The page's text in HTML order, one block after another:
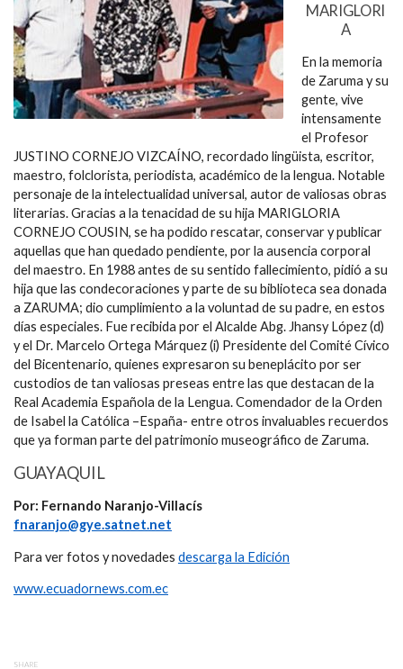
MARIGLORI
A
En la memoria
de Zaruma y su
gente, vive
intensamente
el Profesor
JUSTINO CORNEJO VIZCAÍNO, recordado lingüista, escritor,
maestro, folclorista, periodista, académico de la lengua. Notable
personaje de la intelectualidad universal, autor de valiosas obras
literarias. Gracias a la tenacidad de su hija MARIGLORIA
CORNEJO COUSIN, se ha podido rescatar, conservar y publicar
aquellas que han quedado pendiente, por la ausencia corporal
del maestro. En 1988 antes de su sentido fallecimiento, pidió a su
hija que las condecoraciones y parte de su biblioteca sea donada
a ZARUMA; dio cumplimiento a la voluntad de su padre, en estos
días especiales. Fue recibida por el Alcalde Abg. Jhansy López (d)
y el Dr. Marcelo Ortega Márquez (i) Presidente del Comité Cívico
del Bicentenario, quienes expresaron su beneplácito por ser
custodios de tan valiosas preseas entre las que destacan de la
Real Academia Española de la Lengua. Comendador de la Orden
de Isabel la Católica –España- entre otros invaluables recuerdos
que ya forman parte del patrimonio museográfico de Zaruma.
GUAYAQUIL
Por: Fernando Naranjo-Villacís
fnaranjo@gye.satnet.net
Para ver fotos y novedades descarga la Edición
www.ecuadornews.com.ec
SHARE